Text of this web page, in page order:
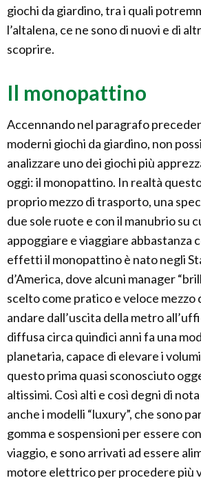
giochi da giardino, tra i quali
l’altalena, ce ne sono di nuovi e di
scoprire.
Il monopattino
Accennando nel paragrafo
moderni giochi da giardino, non
analizzare uno dei giochi più
oggi: il monopattino. In realtà
proprio mezzo di trasporto, una
due sole ruote e con il manubrio su
appoggiare e viaggiare abbastanza
effetti il monopattino è nato negli
d’America, dove alcuni manager
scelto come pratico e veloce
andare dall’uscita della metro
diffusa circa quindici anni fa una
planetaria, capace di elevare i
questo prima quasi sconosciuto
altissimi. Così alti e così degni di
anche i modelli “luxury”, che sono
gomma e sospensioni per essere
viaggio, e sono arrivati ad essere
motore elettrico per procedere più